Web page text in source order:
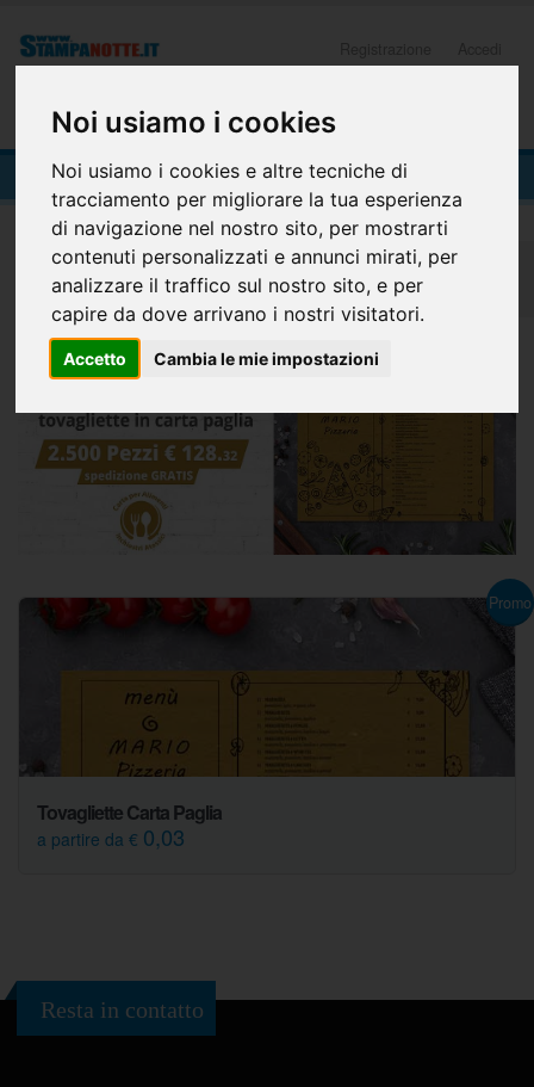
Noi usiamo i cookies
Noi usiamo i cookies e altre tecniche di
tracciamento per migliorare la tua esperienza
di navigazione nel nostro sito, per mostrarti
contenuti personalizzati e annunci mirati, per
analizzare il traffico sul nostro sito, e per
capire da dove arrivano i nostri visitatori.
Accetto Cambia le mie impostazioni
TOVAGLIETTE CARTA PAGLIA
Home
OFFERTE RISTORAZIONE
Tovagliette Carta Paglia
Promo
Tovagliette Carta Paglia
a partire da € 0,03
Resta in contatto